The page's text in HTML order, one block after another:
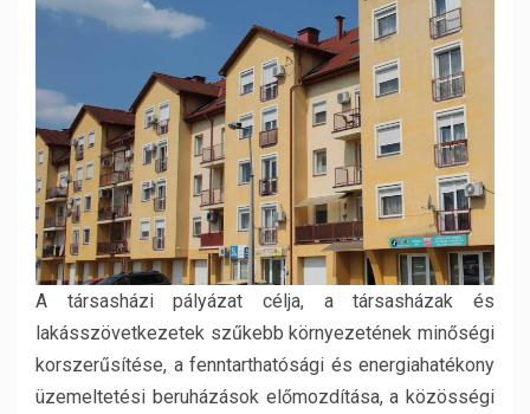
A társasházi pályázat célja, a társasházak és
lakásszövetkezetek szűkebb környezetének minőségi
korszerűsítése, a fenntarthatósági és energiahatékony
üzemeltetési beruházások előmozdítása, a közösségi